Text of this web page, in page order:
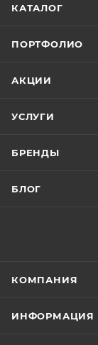
КАТАЛОГ
ПОРТФОЛИО
АКЦИИ
УСЛУГИ
БРЕНДЫ
БЛОГ
КОМПАНИЯ
ИНФОРМАЦИЯ